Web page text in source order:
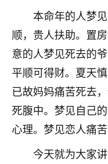
本命年的人梦
顺，贵人扶助。置
意的人梦见死去的
平顺可得财。夏天
已故妈妈痛苦死去
死腹中。梦见自己
心理。梦见恋人痛苦
今天就为大家
2天前 来自云南
优秀的张同学
老师收徒吗？
2天前 来自山西